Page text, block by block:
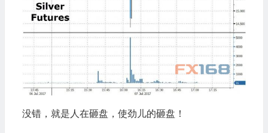
没错，就是人在砸盘，使劲儿的砸盘！